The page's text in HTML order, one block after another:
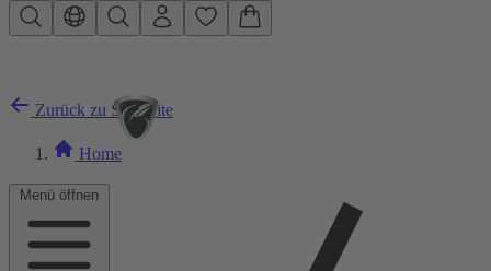
Zum Hauptinhalt springen
Menü öffnen
Zurück zu Startseite
Home